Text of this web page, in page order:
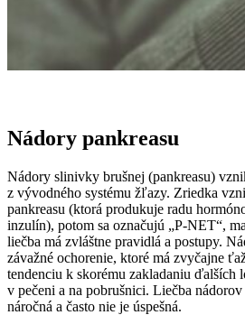
Nádory pankreasu
Nádory slinivky brušnej (pankreasu)
z vývodného systému žľazy. Zriedka
pankreasu (ktorá produkuje radu
inzulín), potom sa označujú „P-NET“,
liečba má zvláštne pravidlá a postupy.
závažné ochorenie, ktoré má zvyčajne
tendenciu k skorému zakladaniu ďalších
v pečeni a na pobrušnici. Liečba
náročná a často nie je úspešná.